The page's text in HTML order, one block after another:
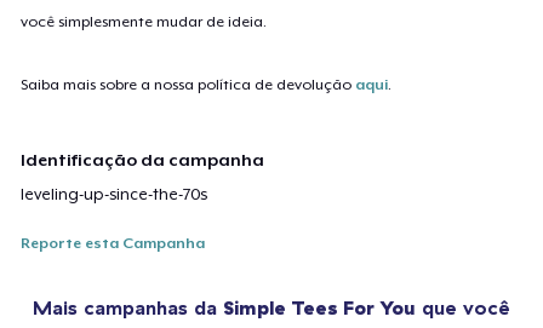
você simplesmente mudar de ideia.
Saiba mais sobre a nossa política de devolução aqui
Identificação da campanha
leveling-up-since-the-70s
Reporte esta Campanha
Mais campanhas da Simple Tees For You que você